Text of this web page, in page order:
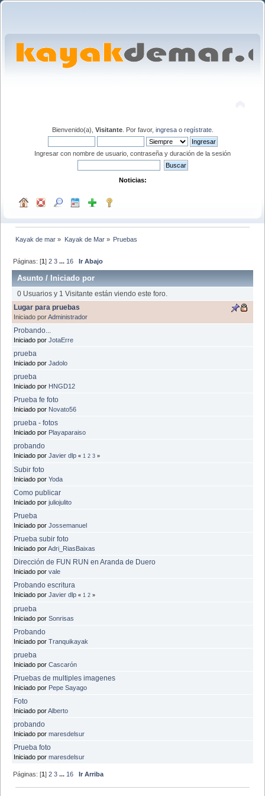
Bienvenido(a), Visitante. Por favor, ingresao regístrate.
Ingresar con nombre de usuario, contraseña y duración de la sesión
Noticias:
Kayak de mar » Kayak de Mar» Pruebas
Páginas: [1]2 3 ... 16 Ir Abajo
Asunto / Iniciado por
0 Usuarios y 1 Visitante están viendo este foro.
Lugar para pruebas
Iniciado porAdministrador
Probando...
Iniciado por JotaErre
prueba
Iniciado por Jadolo
prueba
Iniciado por HNGD12
Prueba fe foto
Iniciado por Novato56
prueba - fotos
Iniciado por Playaparaiso
probando
Iniciado por Javier dlp « 1 2 3 »
Subir foto
Iniciado por Yoda
Como publicar
Iniciado por juliojulito
Prueba
Iniciado por Jossemanuel
Prueba subir foto
Iniciado porAdri_RiasBaixas
Dirección de FUN RUN en Aranda de Duero
Iniciado por vale
Probando escritura
Iniciado por Javier dlp « 1 2 »
prueba
Iniciado por Sonrisas
Probando
Iniciado por Tranquikayak
prueba
Iniciado por Cascarón
Pruebas de multiples imagenes
Iniciado por Pepe Sayago
Foto
Iniciado porAlberto
probando
Iniciado por maresdelsur
Prueba foto
Iniciado por maresdelsur
Páginas: [1]2 3 ...16 Ir Arriba